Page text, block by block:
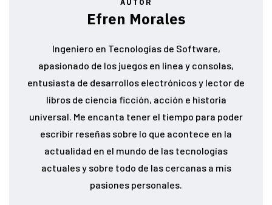
AUTOR
Efren Morales
Ingeniero en Tecnologías de Software,
apasionado de los juegos en linea y consolas,
entusiasta de desarrollos electrónicos y lector de
libros de ciencia ficción, acción e historia
universal. Me encanta tener el tiempo para poder
escribir reseñas sobre lo que acontece en la
actualidad en el mundo de las tecnologías
actuales y sobre todo de las cercanas a mis
pasiones personales.